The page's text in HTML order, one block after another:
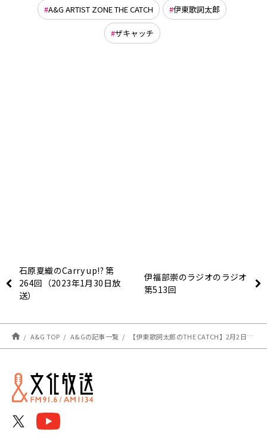
A&G ARTIST ZONE THE CATCH 伊東歌詞太郎
ザキャッチ
石原夏織のCarry up!? 第
264回（2023年1月30日放
送）
伊福部崇のラジオのラジオ
第513回
A&G TOP A&Gの記事一覧 【伊東歌詞太郎のTHE CATCH】2月2日のメールテーマは？